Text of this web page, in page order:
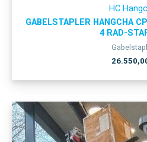
HC
GABELSTAPLER HANGCHA
4 RAD-